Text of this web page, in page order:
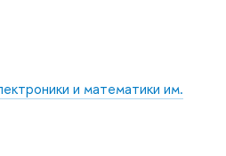
и математики им.